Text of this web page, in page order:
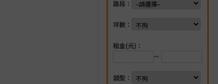
路段：
坪數：
租金(元)：
~
類型：